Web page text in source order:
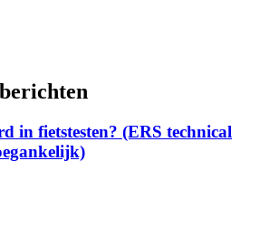
in fietstesten? (ERS technical